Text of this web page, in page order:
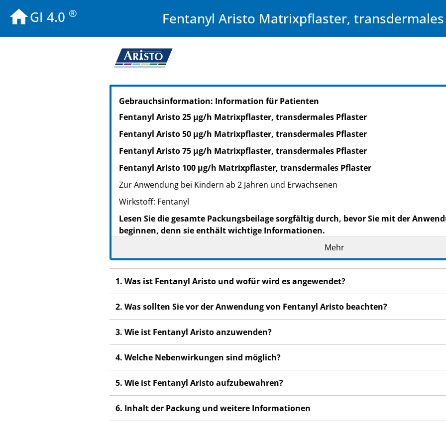
GI 4.0 ® Fentanyl Aristo Matrixpflaster,
PZN: 09095634
PPN: 110909563406
PZN: 09095640
PZN: 09095657
PPN: 110909565759
PZN: 12493640
PPN: 111249364046
PZN: 12493657
PPN: 111249365736
Gebrauchsinformation: Information für Patienten
Fentanyl Aristo 25 µg/h Matrixpflaster, transdermales Pflaster
Fentanyl Aristo 50 µg/h Matrixpflaster, transdermales Pflaster
Fentanyl Aristo 75 µg/h Matrixpflaster, transdermales Pflaster
Fentanyl Aristo 100 µg/h Matrixpflaster, transdermales Pflaster
Zur Anwendung bei Kindern ab 2 Jahren und Erwachsenen
Wirkstoff: Fentanyl
Lesen Sie die gesamte Packungsbeilage sorgfältig durch, bevor Sie mit der
beginnen, denn sie enthält wichtige Informationen.
Heben Sie die Packungsbeilage auf. Vielleicht möchten Sie diese später nochmals
Wenn Sie weitere Fragen haben, wenden Sie sich an Ihren Arzt, Apotheker oder
Fachpersonal.
Dieses Arzneimittel wurde Ihnen persönlich (oder Ihrem Kind) verschrieben.
weiter. Es kann anderen Menschen schaden, auch wenn diese die gleichen
Wenn Sie Nebenwirkungen bemerken, wenden Sie sich an Ihren Arzt, Apotheker
Fachpersonal. Dies gilt auch für Nebenwirkungen, die nicht in dieser
Mehr
1. Was ist Fentanyl Aristo und wofür wird es angewendet?
2. Was sollten Sie vor der Anwendung von Fentanyl Aristo beachten?
3. Wie ist Fentanyl Aristo anzuwenden?
4. Welche Nebenwirkungen sind möglich?
5. Wie ist Fentanyl Aristo aufzubewahren?
6. Inhalt der Packung und weitere Informationen